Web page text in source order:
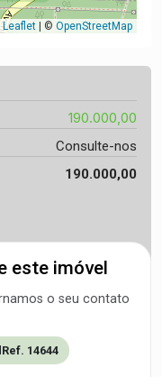
Leaflet © OpenStreetMap
190.000,00
Consulte-nos
190.000,00
este imóvel
o seu contato
Ref. 14644